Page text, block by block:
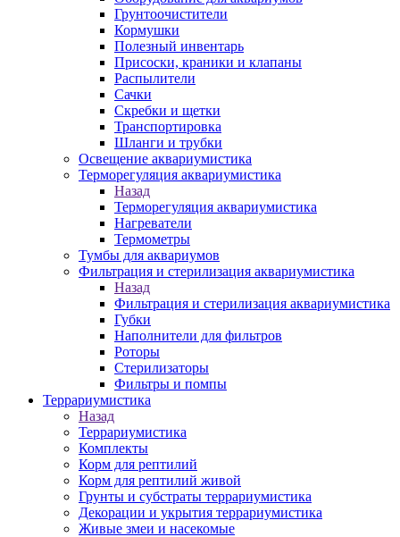
Грунтоочистители
Кормушки
Полезный инвентарь
Присоски, краники и клапаны
Распылители
Сачки
Скребки и щетки
Транспортировка
Шланги и трубки
Освещение аквариумистика
Терморегуляция аквариумистика
Назад
Терморегуляция аквариумистика
Нагреватели
Термометры
Тумбы для аквариумов
Фильтрация и стерилизация аквариумистика
Назад
Фильтрация и стерилизация аквариумистика
Губки
Наполнители для фильтров
Роторы
Стерилизаторы
Фильтры и помпы
Террариумистика
Назад
Террариумистика
Комплекты
Корм для рептилий
Корм для рептилий живой
Грунты и субстраты террариумистика
Декорации и укрытия террариумистика
Живые змеи и насекомые